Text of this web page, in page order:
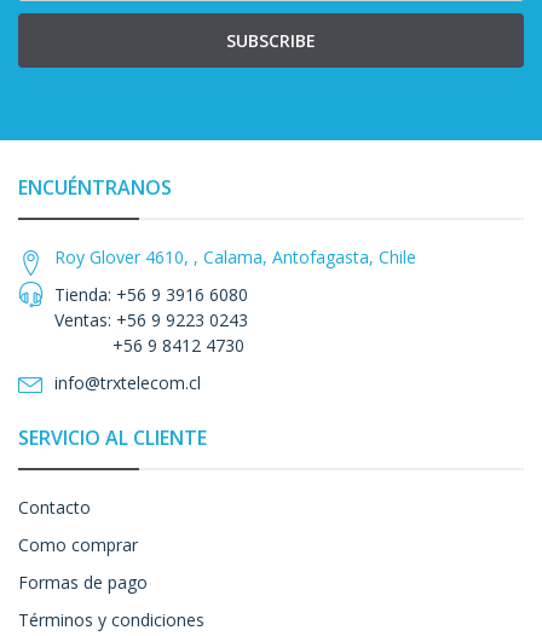
SUBSCRIBE
ENCUÉNTRANOS
Roy Glover 4610, , Calama, Antofagasta, Chile
Tienda: +56 9 3916 6080
Ventas: +56 9 9223 0243
+56 9 8412 4730
info@trxtelecom.cl
SERVICIO AL CLIENTE
Contacto
Como comprar
Formas de pago
Términos y condiciones